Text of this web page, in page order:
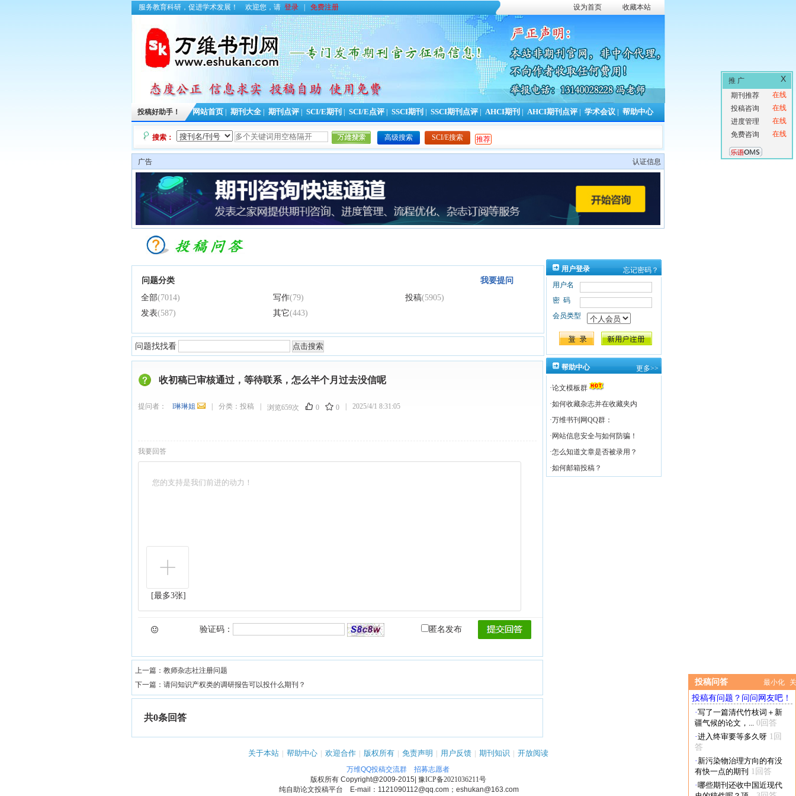
服务教育科研，促进学术发展！ 欢迎您，请 登录 免费注册 设为首页 收藏本站
投稿好助手！ 网站首页 期刊大全 期刊点评 SCI/E期刊 SCI/E点评 SSCI期刊 SSCI期刊点评 AHCI期刊 AHCI期刊点评 学术会议 帮助中心
搜索： 高级搜索 SCI/E搜索 推荐
投稿问答 最小化
投稿有问题？问问网友吧！
·写了一篇清代竹枝词＋新
疆气候的论文，... 0回答
·进入终审要等多久呀 1回
答
· 新污染物治理方向的有没
有快一点的期刊 1回答
·哪些期刊还收中国近现代
认证信息
广告
问题分类
我要提问
全部(7014) 写作(79) 投稿(5905)
发表(587) 其它(443)
问题找找看
收初稿已审核通过，等待联系，怎么半个月过去没信呢
提问者： l琳琳姐 分类： 投稿 浏览659次 0 0 2025/4/1 8:31:05
我要回答
[最多3张]
验证码： 匿名发布
上一篇： 教师杂志社注册问题
下一篇： 请问知识产权类的调研报告可以投什么期刊？
共0条回答
用户登录
忘记密码？
用户名
密码
会员类型
帮助中心 更多>>
·论文模板群
·如何收藏杂志并在收藏夹内
·万维书刊网QQ群：
· 网站信息安全与如何防骗！
·怎么知道文章是否被录用？
·如何邮箱投稿？
关于本站 | 帮助中心 | 欢迎合作 | 版权所有 | 免责声明 | 用户反馈 | 期刊知识 | 开放阅读
万维QQ投稿交流群
招募志愿者
版权所有 Copyright@2009-2015 豫ICP备2021036211号
纯自助论文投稿平台 E-mail：1121090112@qq.com；eshukan@163.com
X
推 广
在线
期刊推荐
在线
投稿咨询
在线
进度管理
在线
免费咨询